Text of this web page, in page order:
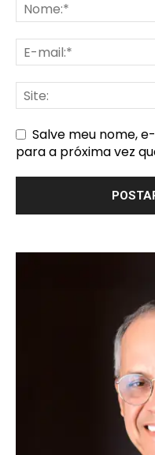
Salve meu nome,
para a próxima vez